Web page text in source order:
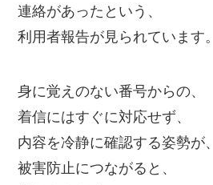
連絡があったという、
利用者報告が見られています。
身に覚えのない番号からの、
着信にはすぐに対応せず、
内容を冷静に確認する姿勢が、
被害防止につながると、